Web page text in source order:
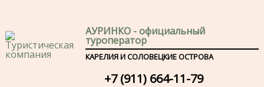
АУРИНКО - официальный
туроператор
КАРЕЛИЯ И СОЛОВЕЦКИЕ ОСТРОВА
+7 (911) 664-11-79